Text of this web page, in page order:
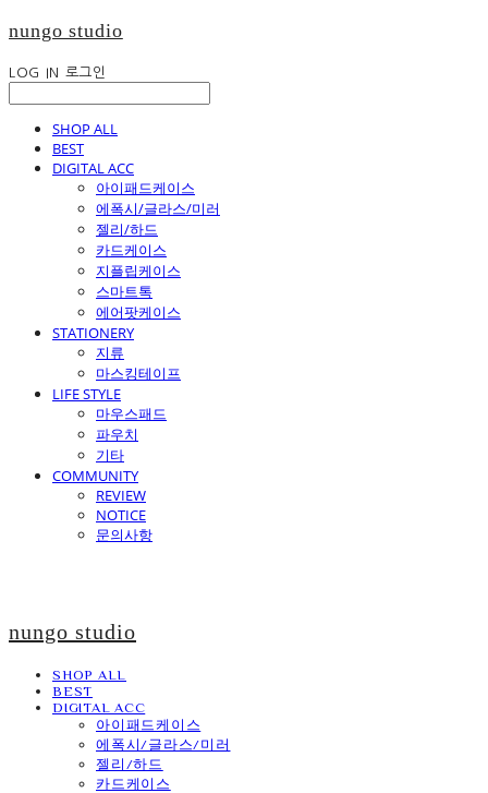
nungo studio
LOG IN 로그인
SHOP ALL
BEST
DIGITAL ACC
아이패드케이스
에폭시/글라스/미러
젤리/하드
카드케이스
지플립케이스
스마트톡
에어팟케이스
STATIONERY
지류
마스킹테이프
LIFE STYLE
마우스패드
파우치
기타
COMMUNITY
REVIEW
NOTICE
문의사항
nungo studio
SHOP ALL
BEST
DIGITAL ACC
아이패드케이스
에폭시/글라스/미러
젤리/하드
카드케이스